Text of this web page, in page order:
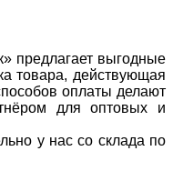
предлагает выгодные
товара, действующая
оплаты делают
для оптовых и
у нас со склада по